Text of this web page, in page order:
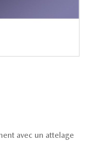
avec un attelage